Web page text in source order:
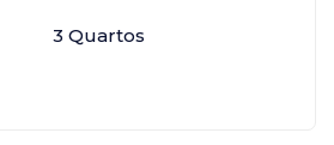
3 Quartos